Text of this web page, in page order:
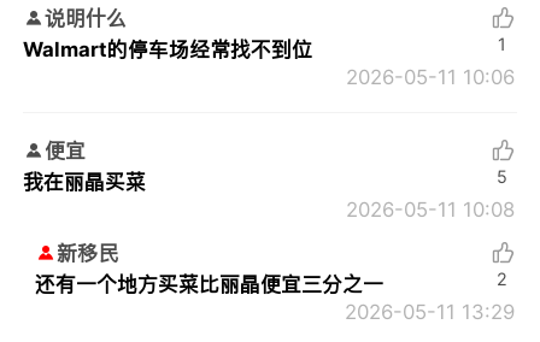
说明什么
Walmart的停车场经常找不到位
2026-05-11 10:06
1
便宜
我在丽晶买菜
2026-05-11 10:08
5
新移民
还有一个地方买菜比丽晶便宜三分之一
2026-05-11 13:29
2